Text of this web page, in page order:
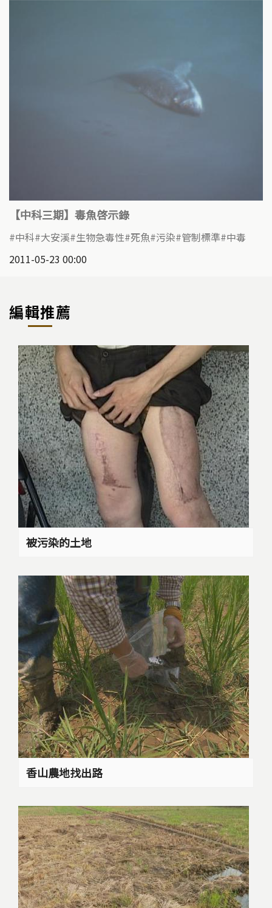
【中科三期】毒魚啓示錄
中科 大安溪 生物急毒性 死魚 污染 管制標準 中毒
2011-05-23 00:00
編輯推薦
被污染的土地
香山農地找出路